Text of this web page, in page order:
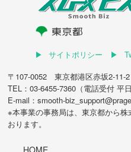
サイトポリシー
〒107-0052 東京都港区赤坂2-11-
TEL：03-6455-7360（電話受付 平
E-mail：smooth-
※本事業の事務局は、東京都から株
おります。